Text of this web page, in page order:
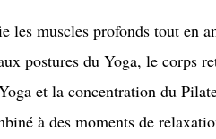
les muscles profonds tout en
postures du Yoga, le corps
et la concentration du
à des moments de